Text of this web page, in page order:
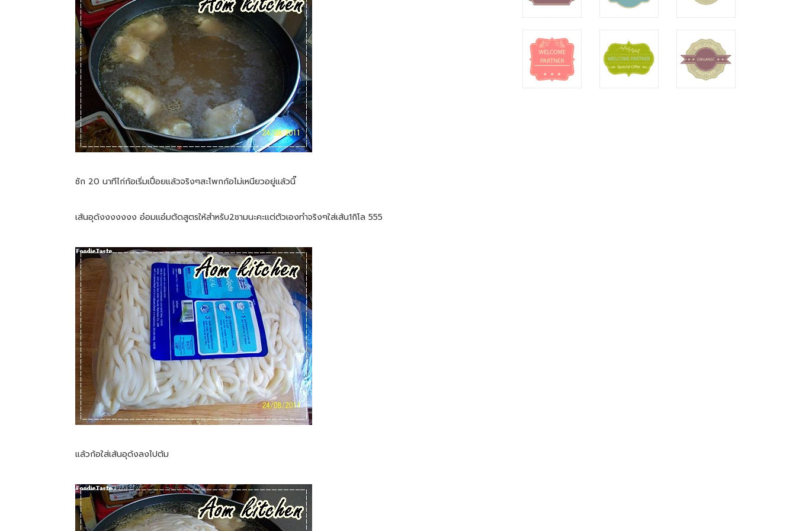
ซัก 20 นาทีไก่ก้อเริ่มเปื่อยแล้วจริงๆสะโพกก้อไม่เหนียวอยู่แล้วนิ๊
เส้นอุด้งงงงงงง อ๋อมแอ๋มตัดสูตรให้สำหรับ2ชามนะคะแต่ตัวเองทำจริงๆใส่เส้น1กิโล 555
แล้วก้อใส่เส้นอุด้งลงไปต้ม